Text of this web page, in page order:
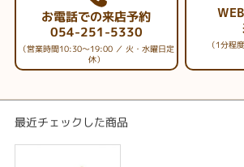
お電話での来店予約
054-251-5330
（営業時間10:30～19:00 ／ 火・水曜日定
休）
（1分程
最近チェックした商品